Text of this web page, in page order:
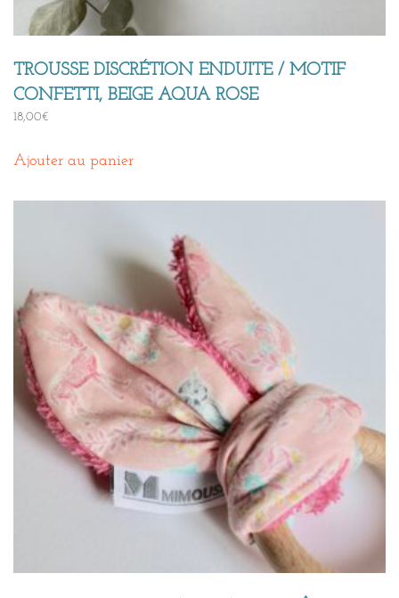
TROUSSE DISCRÉTION ENDUITE / MOTIF
CONFETTI, BEIGE AQUA ROSE
18,00€
Ajouter au panier